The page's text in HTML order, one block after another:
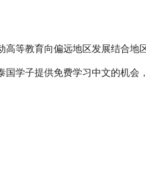
高等教育向偏远地区发展结合地
学子提供免费学习中文的机会